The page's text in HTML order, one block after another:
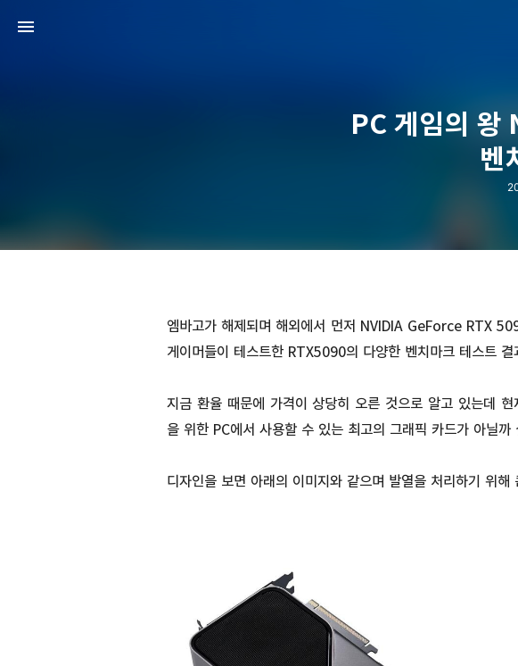
PC 게임의
벤
엠바고가 해제되며 해외에서 먼저 NVIDIA GeForce RTX
게이머들이 테스트한 RTX5090의 다양한 벤치마크 테스트 결
지금 환율 때문에 가격이 상당히 오른 것으로 알고 있는데
을 위한 PC에서 사용할 수 있는 최고의 그래픽 카드가 아닐까
디자인을 보면 아래의 이미지와 같으며 발열을 처리하기 위해